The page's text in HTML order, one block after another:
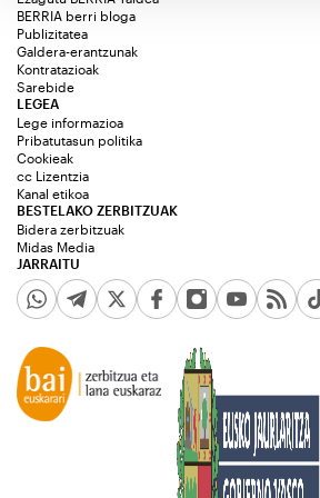
BERRIA berri bloga
Publizitatea
Galdera-erantzunak
Kontratazioak
Sarebide
JARRAITU
LEGEA
Lege informazioa
Pribatutasun politika
Cookieak
cc Lizentzia
Kanal etikoa
BESTELAKO ZERBITZUAK
Bidera zerbitzuak
Midas Media